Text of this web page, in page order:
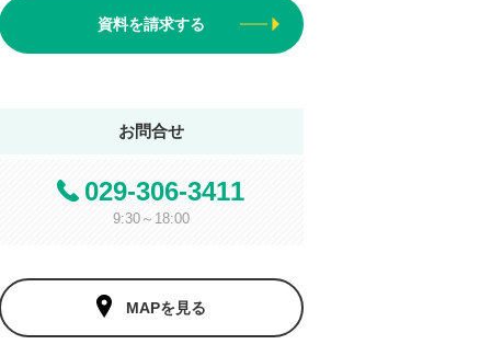
資料を請求する
お問合せ
029-306-3411
9:30～18:00
MAPを見る